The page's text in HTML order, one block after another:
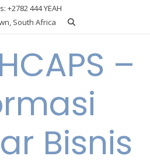
+2782 444 YEAH
South Africa
–
Bisnis